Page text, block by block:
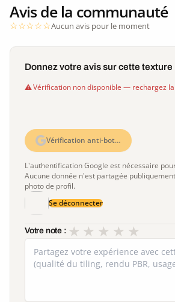
Avis de la communauté
Aucun avis pour le moment
Donnez votre avis sur cette texture
Vérification non disponible — rechargez la
Vérification anti-bot…
L'authentification Google est nécessaire
Aucune donnée n'est partagée
photo de profil.
Se déconnecter
Votre note : ★
★
★
★
★